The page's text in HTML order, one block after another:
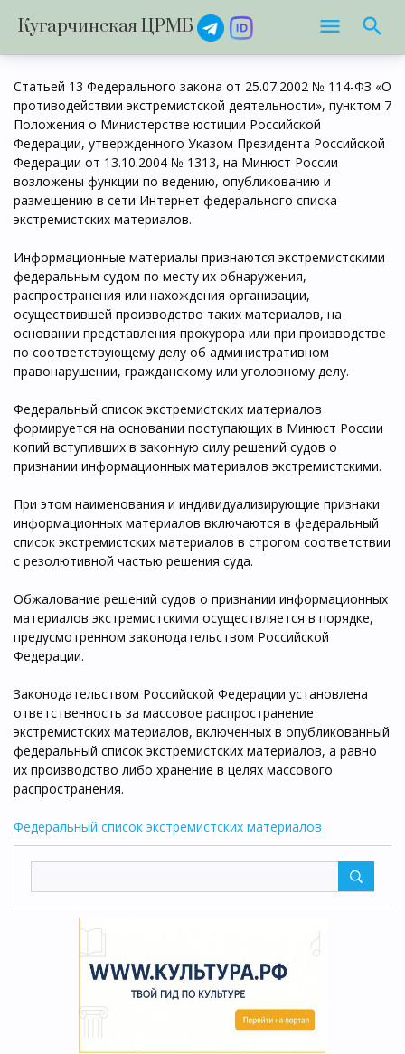
Кугарчинская ЦРМБ
Статьей 13 Федерального закона от 25.07.2002 № 114-ФЗ «О
противодействии экстремистской деятельности», пунктом 7
Положения о Министерстве юстиции Российской
Федерации, утвержденного Указом Президента Российской
Федерации от 13.10.2004 № 1313, на Минюст России
возложены функции по ведению, опубликованию и
размещению в сети Интернет федерального списка
экстремистских материалов.
Информационные материалы признаются экстремистскими
федеральным судом по месту их обнаружения,
распространения или нахождения организации,
осуществившей производство таких материалов, на
основании представления прокурора или при производстве
по соответствующему делу об административном
правонарушении, гражданскому или уголовному делу.
Федеральный список экстремистских материалов
формируется на основании поступающих в Минюст России
копий вступивших в законную силу решений судов о
признании информационных материалов экстремистскими.
При этом наименования и индивидуализирующие признаки
информационных материалов включаются в федеральный
список экстремистских материалов в строгом соответствии
с резолютивной частью решения суда.
Обжалование решений судов о признании информационных
материалов экстремистскими осуществляется в порядке,
предусмотренном законодательством Российской
Федерации.
Законодательством Российской Федерации установлена
ответственность за массовое распространение
экстремистских материалов, включенных в опубликованный
федеральный список экстремистских материалов, а равно
их производство либо хранение в целях массового
распространения.
Федеральный список экстремистских материалов